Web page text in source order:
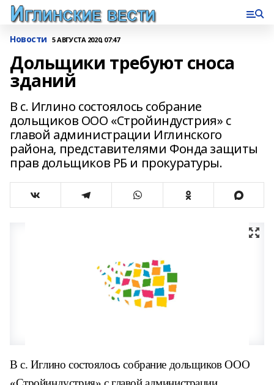
Новости 5 АВГУСТА 2020, 07:47
Дольщики требуют сноса
зданий
В с. Иглино состоялось собрание
дольщиков ООО «Стройиндустрия» с
главой администрации Иглинского
района, представителями Фонда защиты
прав дольщиков РБ и прокуратуры.
В с. Иглино состоялось собрание дольщиков ООО